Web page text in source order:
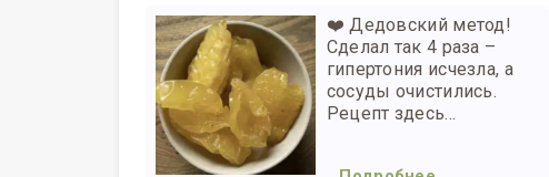
❤️ Дедовский метод!
Сделал так 4 раза –
гипертония исчезла, а
сосуды очистились.
Рецепт здесь...